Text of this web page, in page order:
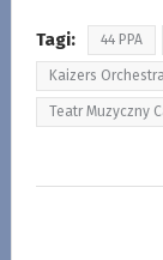
Tagi: 44 PPA
Kaizers
Teatr Muzyczny